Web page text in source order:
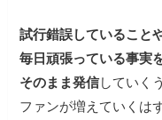
試行錯誤していることや
毎日頑張っている事実
そのまま発信していく
ファンが増えていくは